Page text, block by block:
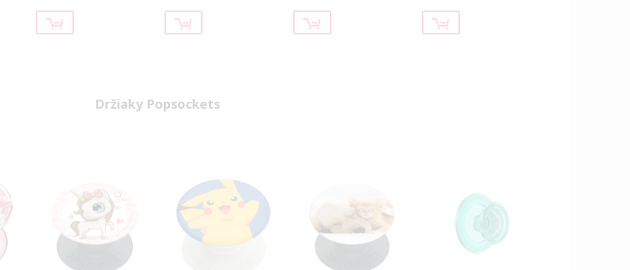
Držiaky Popsockets